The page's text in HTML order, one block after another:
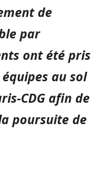
de
par
ont été pris
au sol
CDG afin de
poursuite de